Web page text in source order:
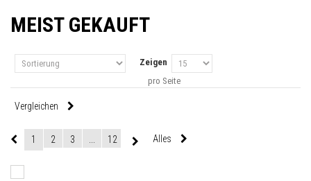
MEIST GEKAUFT
Zeigen
pro Seite
Vergleichen
Alles
1 2 3 12